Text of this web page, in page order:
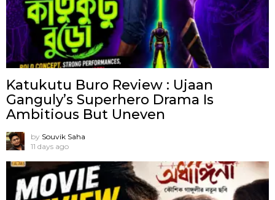
Katukutu Buro Review : Ujaan
Ganguly’s Superhero Drama Is
Ambitious But Uneven
by Souvik Saha
11 days ago